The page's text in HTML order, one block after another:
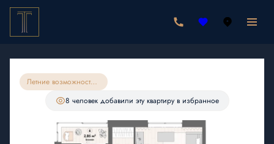
1-комнатная 9 547 710 руб.
8 657 250 руб.
Ипотека
Летние возможности на квартиры 49м75
8 человек добавили эту квартиру в избранное